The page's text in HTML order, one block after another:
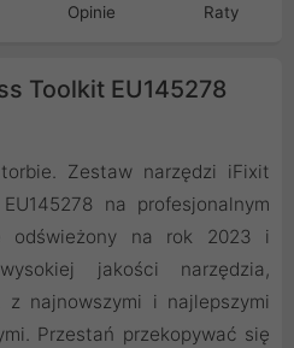
Opinie Raty
Toolkit EU145278
Zestaw narzędzi iFixit
na profesjonalnym
odświeżony na rok 2023 i
jakości narzędzia,
z najnowszymi i najlepszymi
Przestań przekopywać się